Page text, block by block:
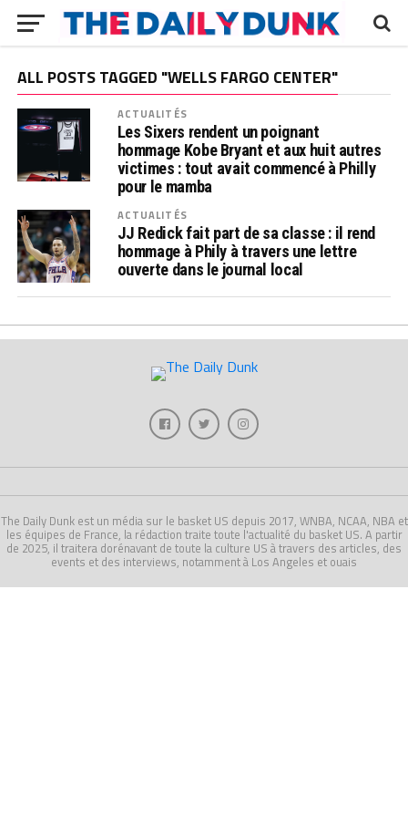
ALL POSTS TAGGED "WELLS FARGO CENTER"
ACTUALITÉS
Les Sixers rendent un poignant
hommage Kobe Bryant et aux huit autres
victimes : tout avait commencé à Philly
pour le mamba
ACTUALITÉS
JJ Redick fait part de sa classe : il rend
hommage à Phily à travers une lettre
ouverte dans le journal local
The Daily Dunk est un média sur le basket US depuis 2017, WNBA, NCAA, NBA et
les équipes de France, la rédaction traite toute l'actualité du basket US. A partir
de 2025, il traitera dorénavant de toute la culture US à travers des articles, des
events et des interviews, notamment à Los Angeles et ouais